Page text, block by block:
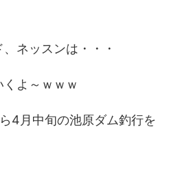
ネッスンは・・・
よ～ｗｗｗ
4月中旬の池原ダム釣行を